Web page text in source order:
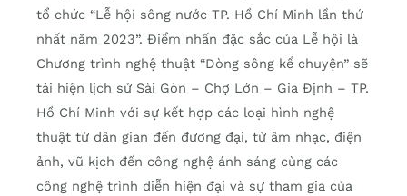
tổ chức “Lễ hội sông nước TP. Hồ Chí Minh lần thứ
nhất năm 2023”. Điểm nhấn đặc sắc của Lễ hội là
Chương trình nghệ thuật “Dòng sông kể chuyện” sẽ
tái hiện lịch sử Sài Gòn – Chợ Lớn – Gia Định – TP.
Hồ Chí Minh với sự kết hợp các loại hình nghệ
thuật từ dân gian đến đương đại, từ âm nhạc, điện
ảnh, vũ kịch đến công nghệ ánh sáng cùng các
công nghệ trình diễn hiện đại và sự tham gia của